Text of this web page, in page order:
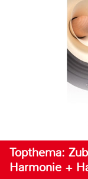
Topthema:
Harmonie +